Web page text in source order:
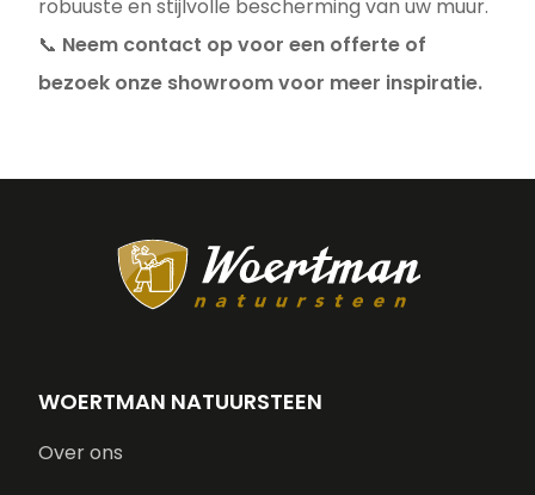
robuuste en stijlvolle bescherming van uw muur.
📞 Neem contact op voor een offerte of
bezoek onze showroom voor meer inspiratie.
WOERTMAN NATUURSTEEN
Over ons